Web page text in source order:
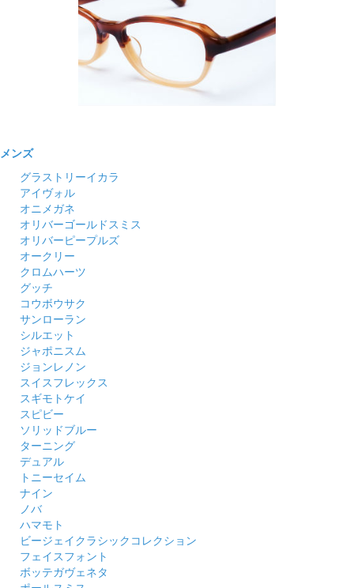
メンズ
グラストリーイカラ
アイヴォル
オニメガネ
オリバーゴールドスミス
オリバーピープルズ
オークリー
クロムハーツ
グッチ
コウボウサク
サンローラン
シルエット
ジャポニスム
ジョンレノン
スイスフレックス
スギモトケイ
スピビー
ソリッドブルー
ターニング
デュアル
トニーセイム
ナイン
ノバ
ハマモト
ビージェイクラシックコレクション
フェイスフォント
ボッテガヴェネタ